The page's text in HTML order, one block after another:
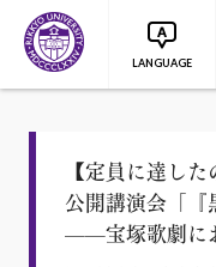
LANGUAGE
【定員に達し
公開講演会「『
——宝塚歌劇に